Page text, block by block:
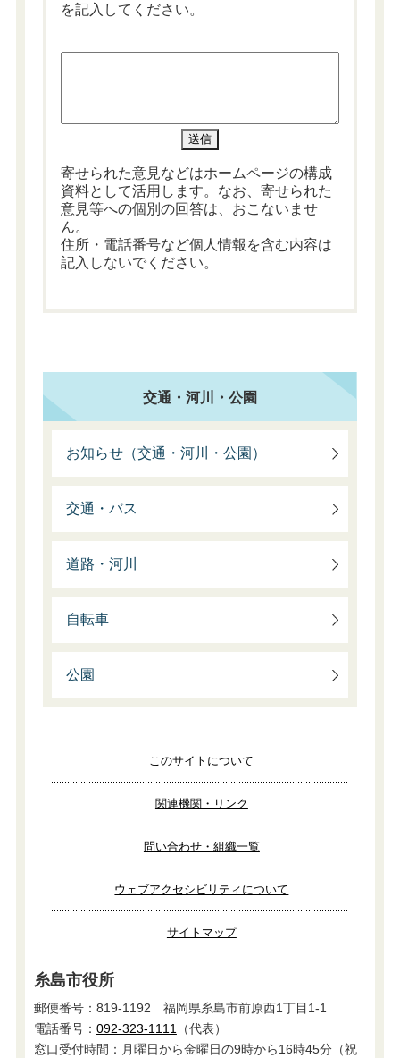
を記入してください。
寄せられた意見などはホームページの構成
資料として活用します。なお、寄せられた
意見等への個別の回答は、おこないませ
ん。
住所・電話番号など個人情報を含む内容は
記入しないでください。
交通・河川・公園
お知らせ（交通・河川・公園）
交通・バス
道路・河川
自転車
公園
このサイトについて
関連機関・リンク
問い合わせ・組織一覧
ウェブアクセシビリティについて
サイトマップ
糸島市役所
郵便番号：819-1192 福岡県糸島市前原西1丁目1-1
電話番号： 092-323-1111
（代表）
窓口受付時間：月曜日から金曜日の9時から16時45分（祝